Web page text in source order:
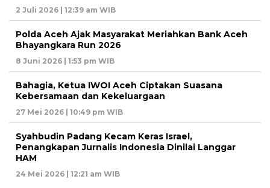
2 Juli 2026 | 12:39 am WIB
Polda Aceh Ajak Masyarakat Meriahkan Bank Aceh
Bhayangkara Run 2026
8 Juni 2026 | 1:53 pm WIB
Bahagia, Ketua IWOI Aceh Ciptakan Suasana
Kebersamaan dan Kekeluargaan
27 Mei 2026 | 10:49 pm WIB
Syahbudin Padang Kecam Keras Israel,
Penangkapan Jurnalis Indonesia Dinilai Langgar
HAM
24 Mei 2026 | 12:21 am WIB